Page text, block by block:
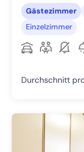
Gästezimmer
Einzelzimmer
Durchschnitt